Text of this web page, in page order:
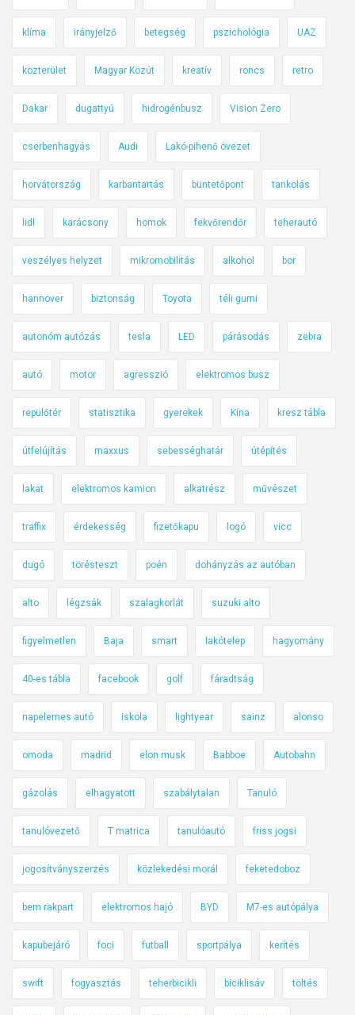
klíma irányjelző betegség pszichológia UAZ
közterület Magyar Közút kreatív roncs retro
Dakar dugattyú hidrogénbusz Vision Zero
cserbenhagyás Audi Lakó-pihenő övezet
horvátország karbantartás büntetőpont tankolás
lidl karácsony homok fekvőrendőr teherautó
veszélyes helyzet mikromobilitás alkohol bor
hannover biztonság Toyota téli gumi
autonóm autózás tesla LED párásodás zebra
autó motor agresszió elektromos busz
repülőtér statisztika gyerekek Kína kresz tábla
útfelújítás maxxus sebességhatár útépítés
lakat elektromos kamion alkatrész művészet
traffix érdekesség fizetőkapu logó vicc
dugó törésteszt poén dohányzás az autóban
alto légzsák szalagkorlát suzuki alto
figyelmetlen Baja smart lakótelep hagyomány
40-es tábla facebook golf fáradtság
napelemes autó iskola lightyear sainz alonso
omoda madrid elon musk Babboe Autobahn
gázolás elhagyatott szabálytalan Tanuló
tanulóvezető T matrica tanulóautó friss jogsi
jogosítványszerzés közlekedési morál feketedoboz
bem rakpart elektromos hajó BYD M7-es autópálya
kapubejáró foci futball sportpálya kerítés
swift fogyasztás teherbicikli biciklisáv töltés